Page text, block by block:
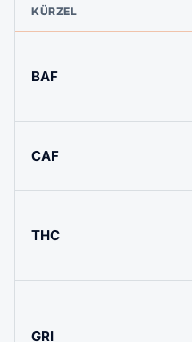
KÜRZEL
BAF
CAF
THC
GRI